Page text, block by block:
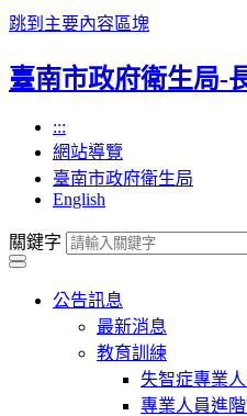
跳到主要內容區塊
臺南市政府衛生局-
:::
網站導覽
臺南市政府衛生局
English
關鍵字
公告訊息
最新消息
教育訓練
失智症專業
專業人員進